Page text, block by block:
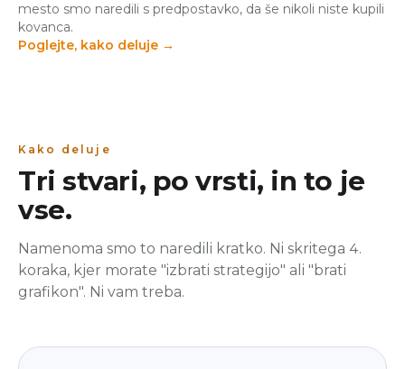
mesto smo naredili s predpostavko, da še nikoli niste kupili
kovanca.
Poglejte, kako deluje →
Kako deluje
Tri stvari, po vrsti, in to je
vse.
Namenoma smo to naredili kratko. Ni skritega 4.
koraka, kjer morate "izbrati strategijo" ali "brati
grafikon". Ni vam treba.